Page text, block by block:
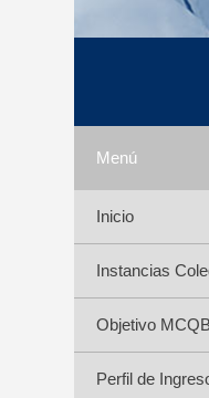
Menú
Inicio
Instancias
Objetivo MCQB
Perfil de